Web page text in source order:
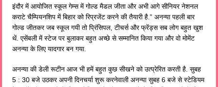
इंदौर में आयोजित स्कूल गेम्स में गोल्ड मैडल जीता और अभी आगे सीनियर नेशनल
कराटे चैम्पियनशिप में बिहार को रिप्रजेंट करने की तैयारी है.” अनन्या पहली बार
गोल्ड जीतकर जब स्कूल गयी तो प्रिंसिपल, टीचर्स और फ्रेंड्स सब लोग बहुत खुश
थें. एसेंबली में स्टेज पर बुलाकर बहुत अच्छे से सम्मानित किया गया और वो मोमेंट
अनन्या के लिए यादगार बन गया.
अनन्या की डेली रूटीन आज भी हमें बहुत कुछ सीखने को उत्प्रेरित करती है. सुबह
5 : 30 बजे उठकर अपनी दिनचर्या शुरू करनेवाली अनन्या सुबह 6 बजे से स्टेडियम